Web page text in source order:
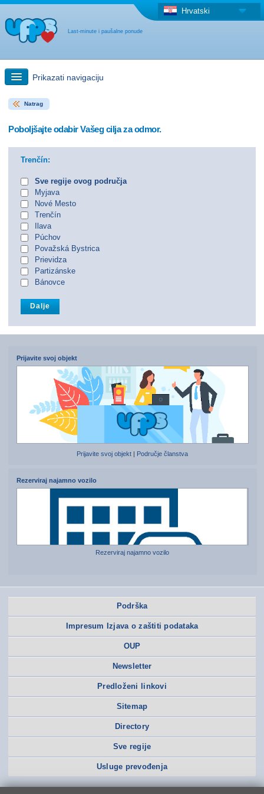
Last-minute i paušalne ponude
Hrvatski
Prikazati navigaciju
Brzo traženje
Druga država
Natrag
Poboljšajte odabir Vašeg cilja za odmor.
Trenčín:
Sve regije ovog područja
Myjava
Nové Mesto
Trenčín
Ilava
Púchov
Považská Bystrica
Prievidza
Partizánske
Bánovce
Prijavite svoj objekt
Prijavite svoj objekt Područje članstva
Rezerviraj najamno vozilo
Rezerviraj najamno vozilo
Podrška
Impresum Izjava o zaštiti podataka
OUP
Newsletter
Predloženi linkovi
Sitemap
Directory
Sve regije
Usluge prevođenja